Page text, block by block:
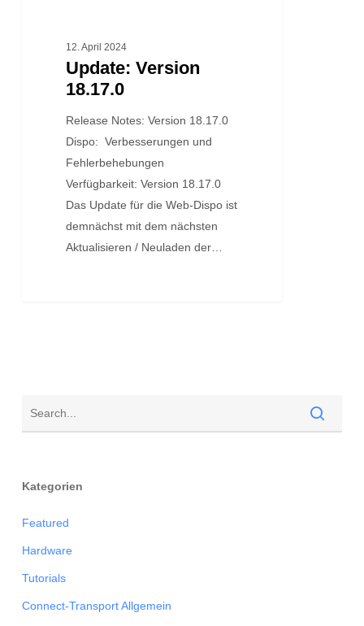
12. April 2024
Update: Version
18.17.0
Release Notes: Version 18.17.0
Dispo: Verbesserungen und
Fehlerbehebungen
Verfügbarkeit: Version 18.17.0
Das Update für die Web-Dispo ist
demnächst mit dem nächsten
Aktualisieren / Neuladen der…
Kategorien
Featured
Hardware
Tutorials
Connect-Transport Allgemein